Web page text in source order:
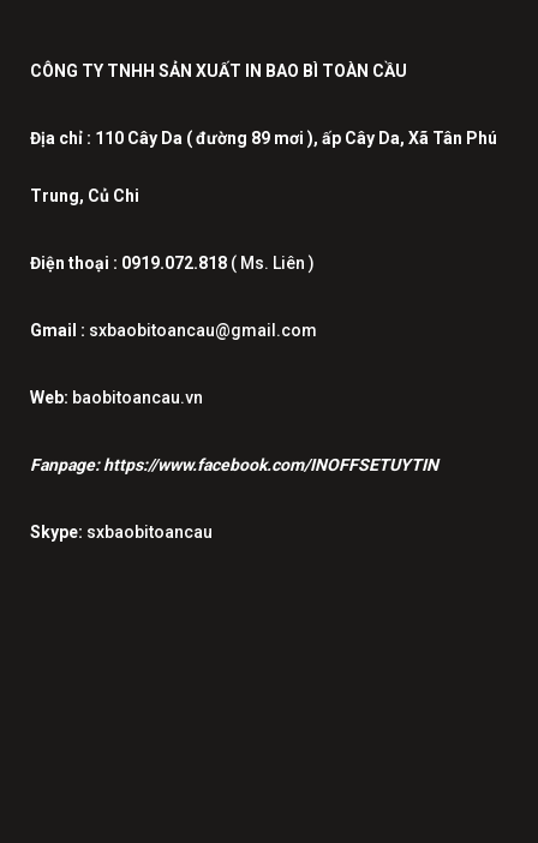
CÔNG TY TNHH SẢN XUẤT IN BAO BÌ TOÀN CẦU
Địa chỉ : 110 Cây Da ( đường 89 mơi ), ấp Cây Da, Xã Tân Phú
Trung, Củ Chi
Điện thoại : 0919.072.818 ( Ms. Liên )
Gmail : sxbaobitoancau@gmail.com
Web: baobitoancau.vn
Fanpage:https://www.facebook.com/INOFFSETUYTIN
Skype: sxbaobitoancau